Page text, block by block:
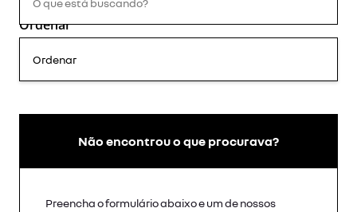
Ordenar
Não encontrou o que procurava?
Preencha o formulário abaixo e um de nossos